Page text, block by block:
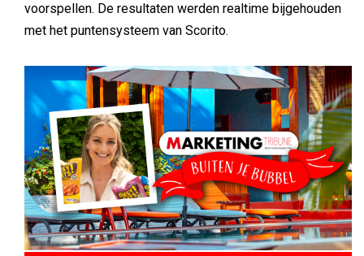
voorspellen. De resultaten werden realtime bijgehouden
met het puntensysteem van Scorito.